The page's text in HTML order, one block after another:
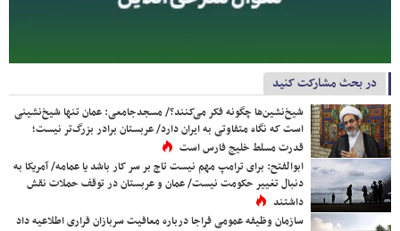
در بحث مشارکت کنید
شیخ‌نشین‌ها چگونه فکر می‌کنند؟/ مسجدجامعی: عمان تنها شیخ‌نشینی
است که نگاه متفاوتی به ایران دارد/ عربستان برادر بزرگ‌تر نیست؛
قدرت مسلط خلیج فارس است
ابوالفتح: برای ترامپ مهم نیست تاج بر سر کار باشد یا عمامه/ آمریکا به
دنبال تغییر حکومت نیست/ عمان و عربستان در توقف حملات نقش
داشتند
سازمان وظیفه عمومی فراجا درباره معافیت سربازان فراری اطلاعیه داد